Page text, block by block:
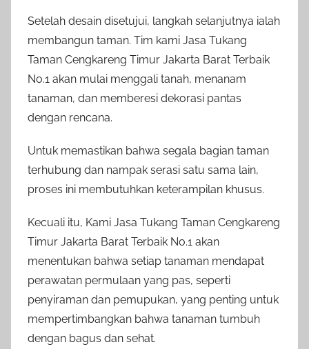
Setelah desain disetujui, langkah selanjutnya ialah
membangun taman. Tim kami Jasa Tukang
Taman Cengkareng Timur Jakarta Barat Terbaik
No.1 akan mulai menggali tanah, menanam
tanaman, dan memberesi dekorasi pantas
dengan rencana.
Untuk memastikan bahwa segala bagian taman
terhubung dan nampak serasi satu sama lain,
proses ini membutuhkan keterampilan khusus.
Kecuali itu, Kami Jasa Tukang Taman Cengkareng
Timur Jakarta Barat Terbaik No.1 akan
menentukan bahwa setiap tanaman mendapat
perawatan permulaan yang pas, seperti
penyiraman dan pemupukan, yang penting untuk
mempertimbangkan bahwa tanaman tumbuh
dengan bagus dan sehat.